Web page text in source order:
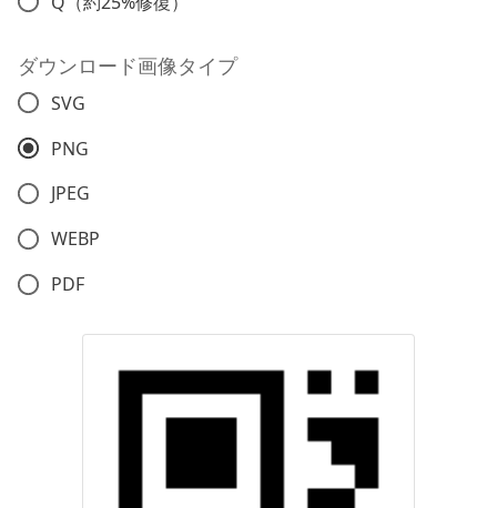
ダウンロード画像タイプ
SVG
PNG
JPEG
WEBP
PDF